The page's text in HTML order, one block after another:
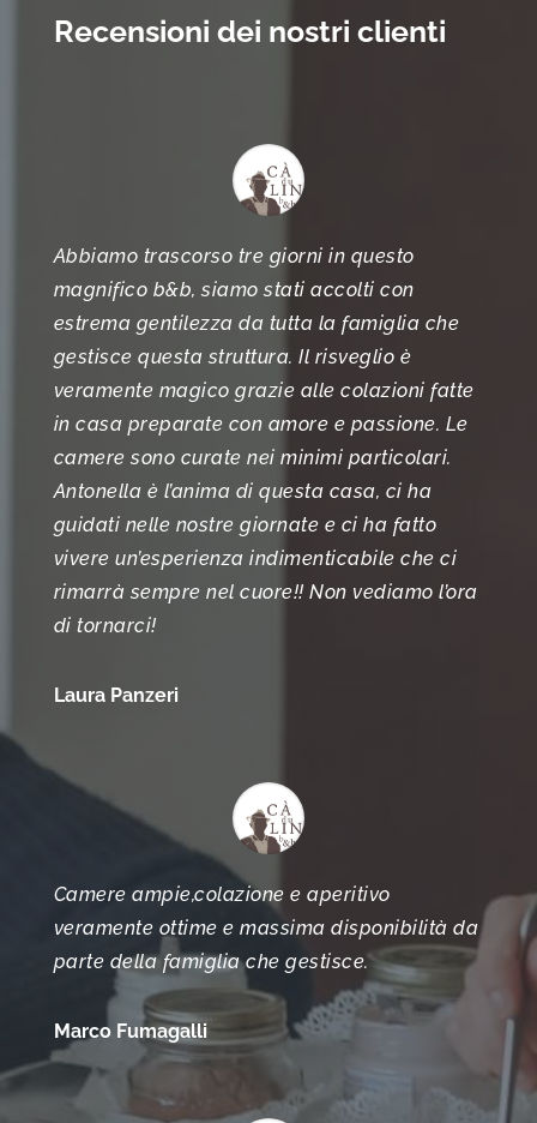
Recensioni dei nostri clienti
Abbiamo trascorso tre giorni in questo
magnifico b&b, siamo stati accolti con
estrema gentilezza da tutta la famiglia che
gestisce questa struttura. Il risveglio è
veramente magico grazie alle colazioni fatte
in casa preparate con amore e passione. Le
camere sono curate nei minimi particolari.
Antonella è l’anima di questa casa, ci ha
guidati nelle nostre giornate e ci ha fatto
vivere un’esperienza indimenticabile che ci
rimarrà sempre nel cuore!! Non vediamo l’ora
di tornarci!
Laura Panzeri
Camere ampie,colazione e aperitivo
veramente ottime e massima disponibilità da
parte della famiglia che gestisce.
Marco Fumagalli